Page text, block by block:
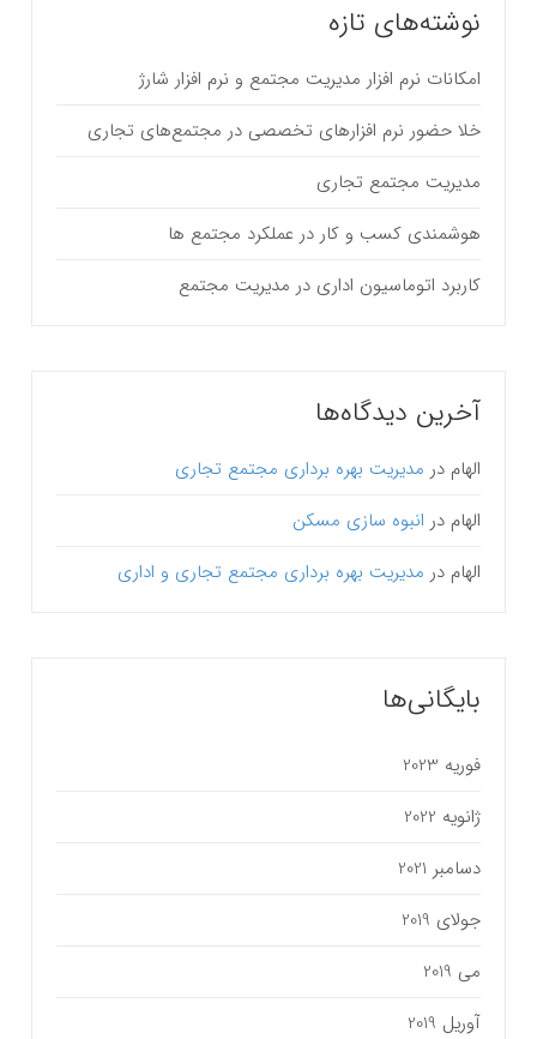
نوشته‌های تازه
امکانات نرم افزار مدیریت مجتمع و نرم افزار شارژ
خلا حضور نرم افزارهای تخصصی در مجتمع‌های تجاری
مدیریت مجتمع تجاری
هوشمندی کسب و کار در عملکرد مجتمع ها
کاربرد اتوماسیون اداری در مدیریت مجتمع
آخرین دیدگاه‌ها
الهام در مدیریت بهره برداری مجتمع تجاری
الهام در انبوه سازی مسکن
الهام در مدیریت بهره برداری مجتمع تجاری و اداری
بایگانی‌ها
فوریه 2023
ژانویه 2022
دسامبر 2021
جولای 2019
می 2019
آوریل 2019